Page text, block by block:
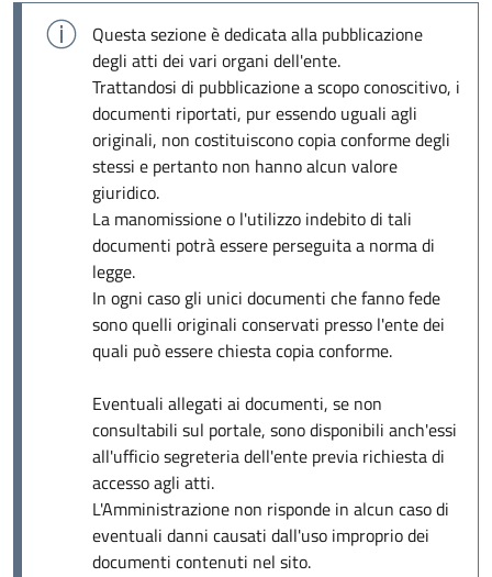
Questa sezione è dedicata alla pubblicazione
degli atti dei vari organi dell'ente.
Trattandosi di pubblicazione a scopo conoscitivo, i
documenti riportati, pur essendo uguali agli
originali, non costituiscono copia conforme degli
stessi e pertanto non hanno alcun valore
giuridico.
La manomissione o l'utilizzo indebito di tali
documenti potrà essere perseguita a norma di
legge.
In ogni caso gli unici documenti che fanno fede
sono quelli originali conservati presso l'ente dei
quali può essere chiesta copia conforme.
Eventuali allegati ai documenti, se non
consultabili sul portale, sono disponibili anch'essi
all'ufficio segreteria dell'ente previa richiesta di
accesso agli atti.
L'Amministrazione non risponde in alcun caso di
eventuali danni causati dall'uso improprio dei
documenti contenuti nel sito.